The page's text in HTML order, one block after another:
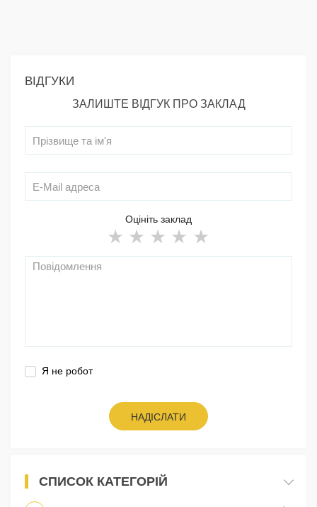
ВІДГУКИ
ЗАЛИШТЕ ВІДГУК ПРО ЗАКЛАД
Оцініть заклад
Я не робот
НАДІСЛАТИ
СПИСОК КАТЕГОРІЙ